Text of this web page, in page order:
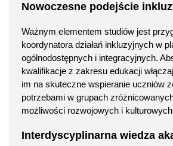
Nowoczesne podejście
Ważnym elementem studiów jest
koordynatora działań inkluzyjnych w
ogólnodostępnych i integracyjnych.
kwalifikacje z zakresu edukacji
im na skuteczne wspieranie uczniów
potrzebami w grupach
możliwości rozwojowych i
Interdyscyplinarna wiedza